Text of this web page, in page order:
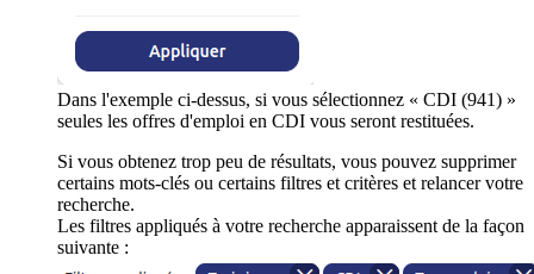
Dans l'exemple ci-dessus, si vous sélectionnez « CDI (941) »
seules les offres d'emploi en CDI vous seront restituées.
Si vous obtenez trop peu de résultats, vous pouvez supprimer
certains mots-clés ou certains filtres et critères et relancer votre
recherche.
Les filtres appliqués à votre recherche apparaissent de la façon
suivante :